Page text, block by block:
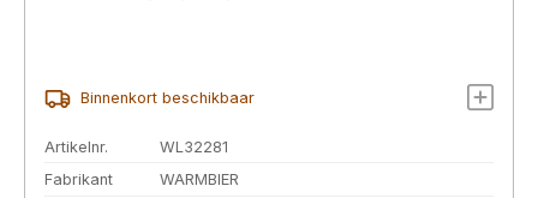
Binnenkort beschikbaar
Artikelnr.
WL32281
Fabrikant
WARMBIER